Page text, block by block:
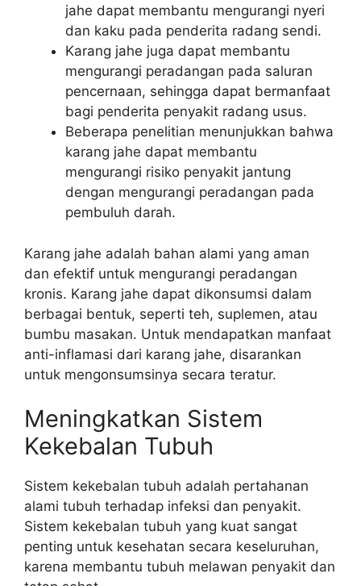
jahe dapat membantu mengurangi nyeri
dan kaku pada penderita radang sendi.
Karang jahe juga dapat membantu
mengurangi peradangan pada saluran
pencernaan, sehingga dapat bermanfaat
bagi penderita penyakit radang usus.
Beberapa penelitian menunjukkan bahwa
karang jahe dapat membantu
mengurangi risiko penyakit jantung
dengan mengurangi peradangan pada
pembuluh darah.
Karang jahe adalah bahan alami yang aman
dan efektif untuk mengurangi peradangan
kronis. Karang jahe dapat dikonsumsi dalam
berbagai bentuk, seperti teh, suplemen, atau
bumbu masakan. Untuk mendapatkan manfaat
anti-inflamasi dari karang jahe, disarankan
untuk mengonsumsinya secara teratur.
Meningkatkan Sistem
Kekebalan Tubuh
Sistem kekebalan tubuh adalah pertahanan
alami tubuh terhadap infeksi dan penyakit.
Sistem kekebalan tubuh yang kuat sangat
penting untuk kesehatan secara keseluruhan,
karena membantu tubuh melawan penyakit dan